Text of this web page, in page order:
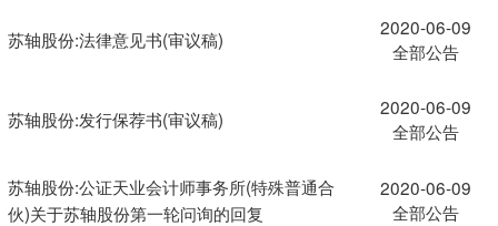
苏轴股份:法律意见书(审议稿)
2020-06-09
全部公告
苏轴股份:发行保荐书(审议稿)
2020-06-09
全部公告
苏轴股份:公证天业会计师事务所(特殊普通合
伙)关于苏轴股份第一轮问询的回复
2020-06-09
全部公告